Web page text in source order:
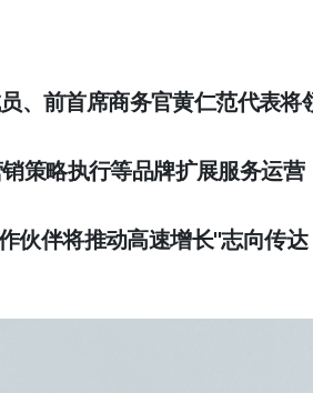
、前首席商务官黄仁范代表将
策略执行等品牌扩展服务运营
伙伴将推动高速增长"志向传达